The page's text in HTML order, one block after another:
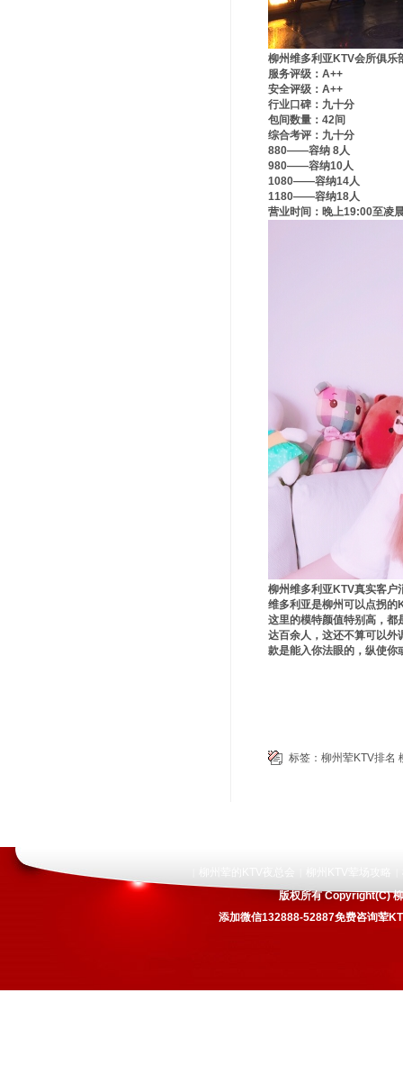
柳州维多利亚KTV会所俱乐
服务评级：A++
安全评级：A++
行业口碑：九十分
包间数量：42间
综合考评：九十分
880——容纳 8人
980——容纳10人
1080——容纳14人
1180——容纳18人
营业时间：晚上19:00至凌
柳州维多利亚KTV真实客户
维多利亚是柳州可以点拐的
这里的模特颜值特别高，都
达百余人，这还不算可以外
款是能入你法眼的，纵使你
标签： 柳州荤KTV排名
版权所有 Copyright(C)
添加微信132888-52887免费咨询荤